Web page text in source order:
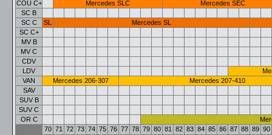
COU C+
Mercedes SLC
Mercedes SEC
SC B
SC C
SL
Mercedes SL
SC C+
MV B
MV C
CDV
LDV
VAN
Mercedes 206-307
Mercedes 207-410
SAV
SUV B
SUV C
OR C
70 71 72 73 74 75 76 77 78 79 80 81 82 83 84 85 86 87 88 89 90